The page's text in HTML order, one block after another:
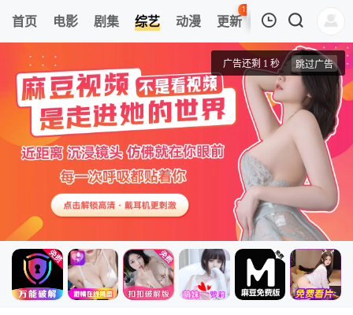
首页 电影 剧集 综艺 动漫 更新
121
热榜 APP
先导片
进厂吧！兄弟
清空